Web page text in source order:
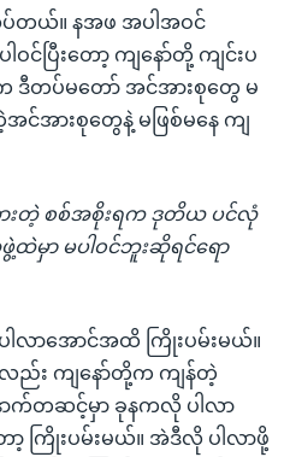
တယ်။ နအဖ အပါအဝင်
င်ပြီးတော့ ကျနော်တို့ ကျင်းပ
ဒီတပ်မတော် အင်အားစုတွေ မ
င်အားစုတွေနဲ့ မဖြစ်မနေ ကျ
တဲ့ စစ်အစိုးရက ဒုတိယ ပင်လုံ
မှာ မပါဝင်ဘူးဆိုရင်ရော
လာအောင်အထိ ကြိုးပမ်းမယ်။
လည်း ကျနော်တို့က ကျန်တဲ့
က်တဆင့်မှာ ခုနကလို ပါလာ
ကြိုးပမ်းမယ်။ အဲဒီလို ပါလာဖို့